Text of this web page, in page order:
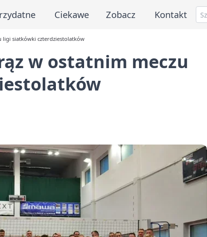
Ciekawe Zobacz Kontakt
ligi siatkówki czterdziestolatków
w ostatnim meczu